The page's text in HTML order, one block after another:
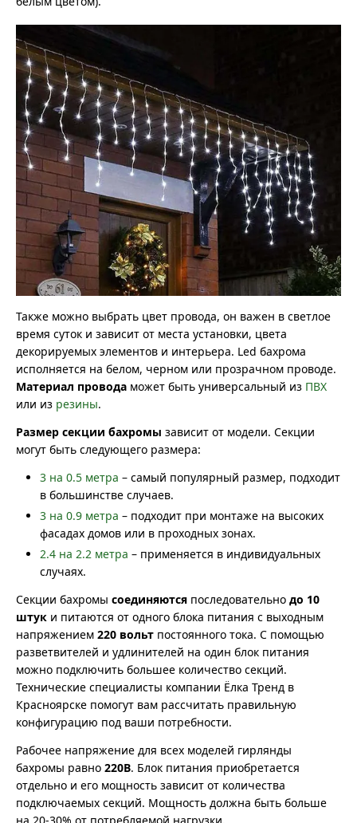
Также можно выбрать цвет провода, он важен в светлое
время суток и зависит от места установки, цвета
декорируемых элементов и интерьера. Led бахрома
исполняется на белом, черном или прозрачном проводе.
Материал провода может быть универсальный из ПВХ
или из резины.
Размер секции бахромы зависит от модели. Секции
могут быть следующего размера:
3 на 0.5 метра – самый популярный размер, подходит
в большинстве случаев.
3 на 0.9 метра – подходит при монтаже на высоких
фасадах домов или в проходных зонах.
2.4 на 2.2 метра – применяется в индивидуальных
случаях.
Секции бахромы соединяются последовательно до 10
штук и питаются от одного блока питания с выходным
напряжением 220 вольт постоянного тока. С помощью
разветвителей и удлинителей на один блок питания
можно подключить большее количество секций.
Технические специалисты компании Ёлка Тренд в
Красноярске помогут вам рассчитать правильную
конфигурацию под ваши потребности.
Рабочее напряжение для всех моделей гирлянды
бахромы равно 220В. Блок питания приобретается
отдельно и его мощность зависит от количества
подключаемых секций. Мощность должна быть больше